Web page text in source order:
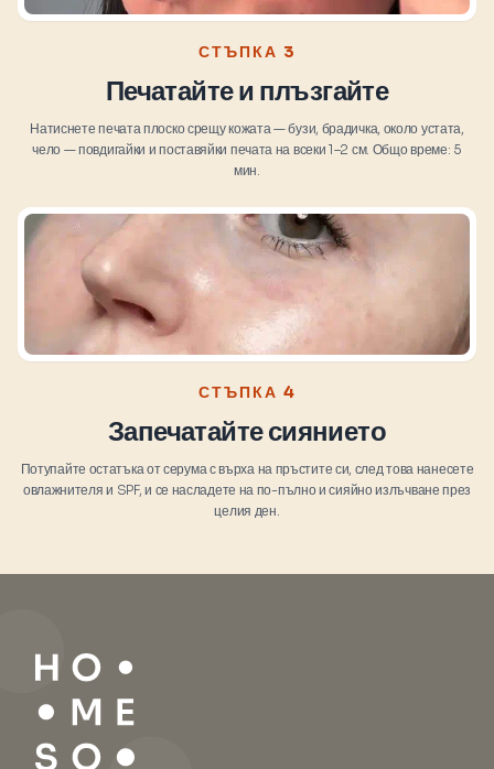
СТЪПКА 3
Печатайте и плъзгайте
Натиснете печата плоско срещу кожата — бузи, брадичка, около устата,
чело — повдигайки и поставяйки печата на всеки 1–2 см. Общо време: 5
мин.
СТЪПКА 4
Запечатайте сиянието
Потупайте остатъка от серума с върха на пръстите си, след това нанесете
овлажнителя и SPF, и се насладете на по-пълно и сияйно излъчване през
целия ден.